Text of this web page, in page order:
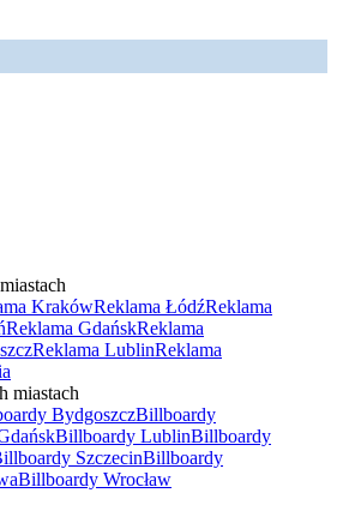
KrakówReklama ŁódźReklama
Reklama GdańskReklama
Reklama LublinReklama
miastach
BydgoszczBillboardy
Billboardy LublinBillboardy
SzczecinBillboardy
Billboardy Wrocław